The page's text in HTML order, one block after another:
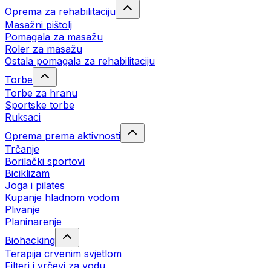
Oprema za rehabilitaciju
Masažni pištolj
Pomagala za masažu
Roler za masažu
Ostala pomagala za rehabilitaciju
Torbe
Torbe za hranu
Sportske torbe
Ruksaci
Oprema prema aktivnosti
Trčanje
Borilački sportovi
Biciklizam
Joga i pilates
Kupanje hladnom vodom
Plivanje
Planinarenje
Biohacking
Terapija crvenim svjetlom